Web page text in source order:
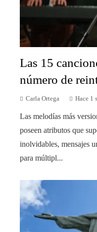
Las 15
número de
Carla Ortega Hace 1
Las melodías más
poseen atributos que
inolvidables, mensajes
para múltipl...